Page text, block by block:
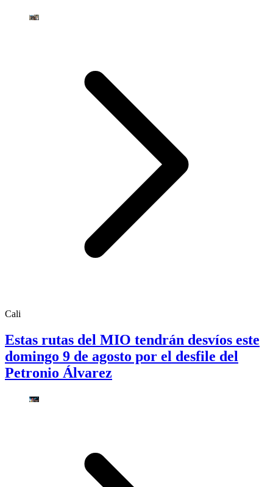
Cali
Estas rutas del MIO tendrán desvíos este
domingo 9 de agosto por el desfile del
Petronio Álvarez